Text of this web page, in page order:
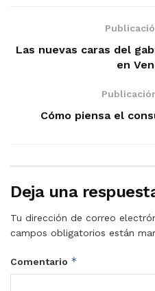
Las nuevas caras del
en
Cómo piensa el
Deja una
Tu dirección de correo
campos obligatorios están
Comentario *